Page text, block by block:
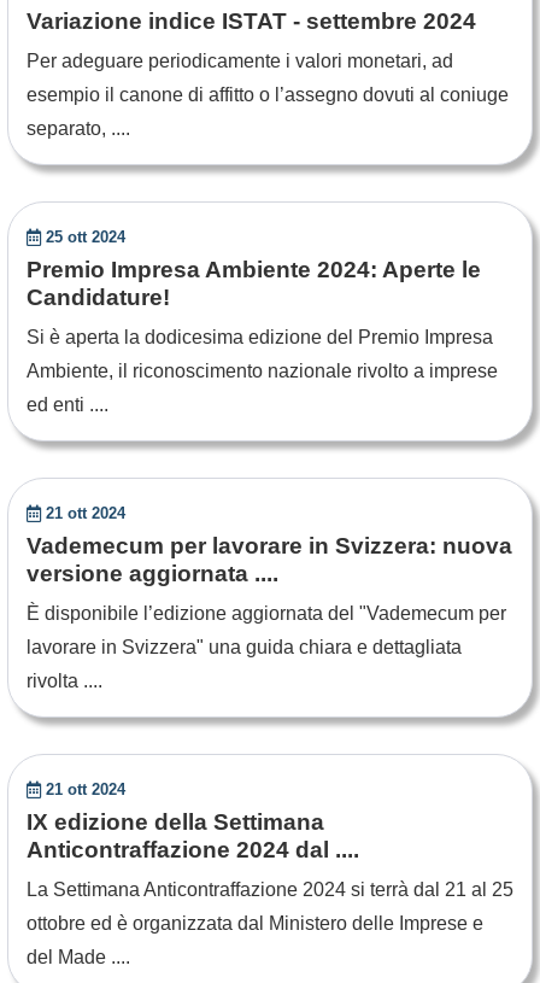
Variazione indice ISTAT - settembre 2024
Per adeguare periodicamente i valori monetari, ad
esempio il canone di affitto o l’assegno dovuti al coniuge
separato, ....
25 ott 2024
Premio Impresa Ambiente 2024: Aperte le
Candidature!
Si è aperta la dodicesima edizione del Premio Impresa
Ambiente, il riconoscimento nazionale rivolto a imprese
ed enti ....
21 ott 2024
Vademecum per lavorare in Svizzera: nuova
versione aggiornata ....
È disponibile l’edizione aggiornata del "Vademecum per
lavorare in Svizzera" una guida chiara e dettagliata
rivolta ....
21 ott 2024
IX edizione della Settimana
Anticontraffazione 2024 dal ....
La Settimana Anticontraffazione 2024 si terrà dal 21 al 25
ottobre ed è organizzata dal Ministero delle Imprese e
del Made ....